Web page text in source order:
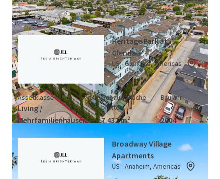
California LIHTC Portfolio (3
Objekte)
Karte anzeigen
Heritage Park at
Glendale
US - Glendale, Americas
Assetklasse
Living /
Mehrfamilienhäuser
Gebäudefläche
brutto
7.432 m²
Baujahr
2004
Broadway Village
Apartments
US - Anaheim, Americas